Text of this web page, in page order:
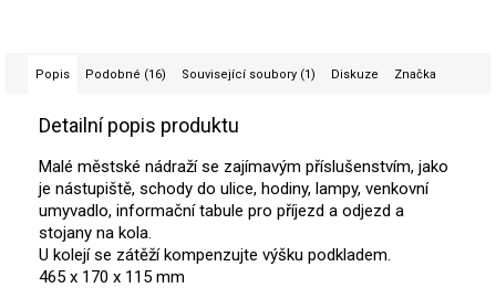
Popis Podobné (16) Související soubory (1) Diskuze Značka
Detailní popis produktu
Malé městské nádraží se zajímavým příslušenstvím, jako
je nástupiště, schody do ulice, hodiny, lampy, venkovní
umyvadlo, informační tabule pro příjezd a odjezd a
stojany na kola.
U kolejí se zátěží kompenzujte výšku podkladem.
465 x 170 x 115 mm